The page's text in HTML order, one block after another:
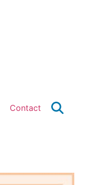
Contact